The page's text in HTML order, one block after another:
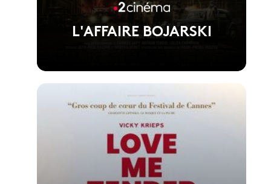
L'AFFAIRE BOJARSKI
Voir la fiche du film